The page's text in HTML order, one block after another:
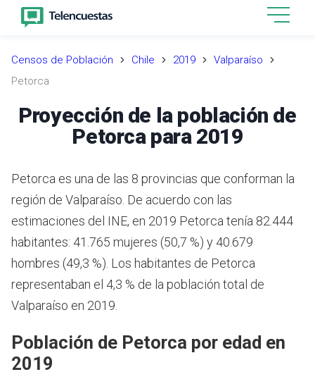
Censos de Población Chile 2019
Valparaíso
Petorca
Proyección de la población de
Petorca para 2019
Petorca es una de las 8 provincias que conforman la
región de Valparaíso. De acuerdo con las
estimaciones del INE, en 2019 Petorca tenía 82.444
habitantes: 41.765 mujeres (50,7 %) y 40.679
hombres (49,3 %). Los habitantes de Petorca
representaban el 4,3 % de la población total de
Valparaíso en 2019.
Población de Petorca por edad en
2019